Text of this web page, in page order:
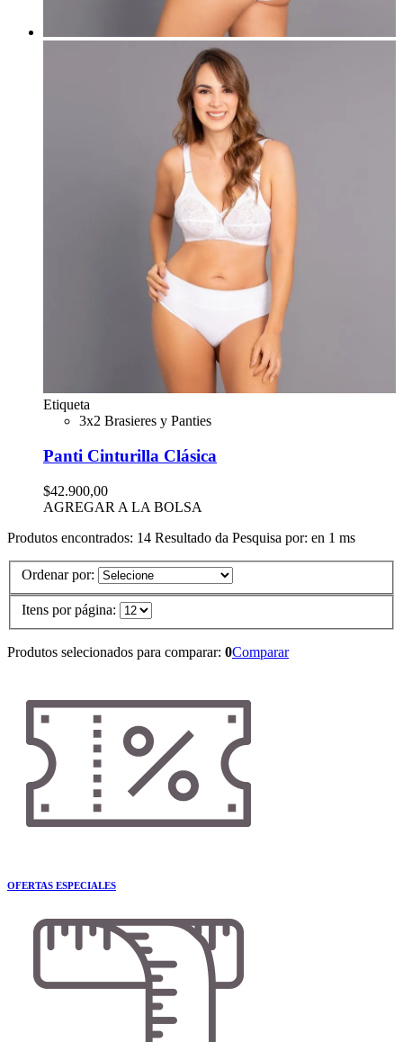
Etiqueta
3x2 Brasieres y Panties
Panti Cinturilla Clásica
$42.900,00
AGREGAR A LA BOLSA
Produtos encontrados: 14 Resultado da Pesquisa por: en 1 ms
Ordenar por:
Itens por página:
Produtos selecionados para comparar: 0Comparar
OFERTAS ESPECIALES